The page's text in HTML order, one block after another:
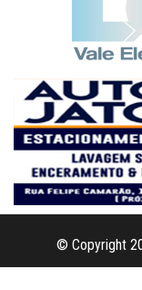
© Copyright